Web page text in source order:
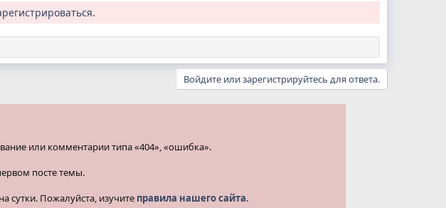
.
Войдите или зарегистрируйтесь для ответа.
или комментарии типа «404», «ошибка».
посте темы.
сутки. Пожалуйста, изучите правила нашего сайта.